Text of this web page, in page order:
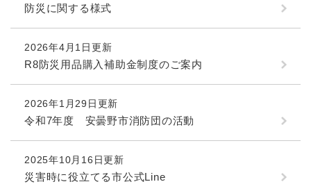
防災に関する様式
2026年4月1日更新
R8防災用品購入補助金制度のご案内
2026年1月29日更新
令和7年度 安曇野市消防団の活動
2025年10月16日更新
災害時に役立てる市公式Line